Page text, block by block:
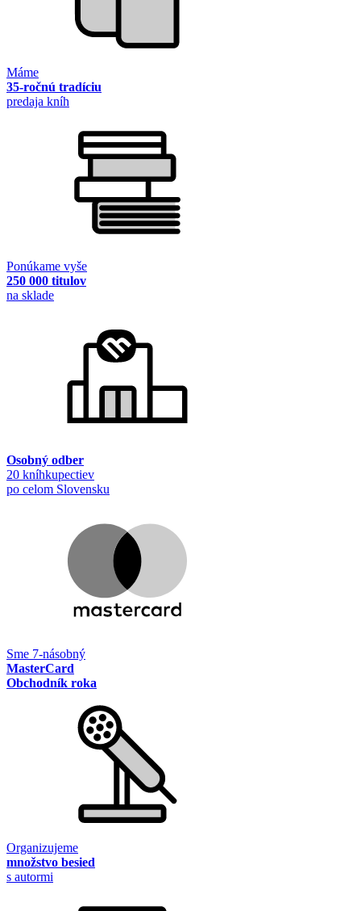
Máme
35-ročnú tradíciu
predaja kníh
Ponúkame vyše
250 000 titulov
na sklade
Osobný odber
20 kníhkupectiev
po celom Slovensku
Sme 7-násobný
MasterCard
Obchodník roka
Organizujeme
množstvo besied
s autormi